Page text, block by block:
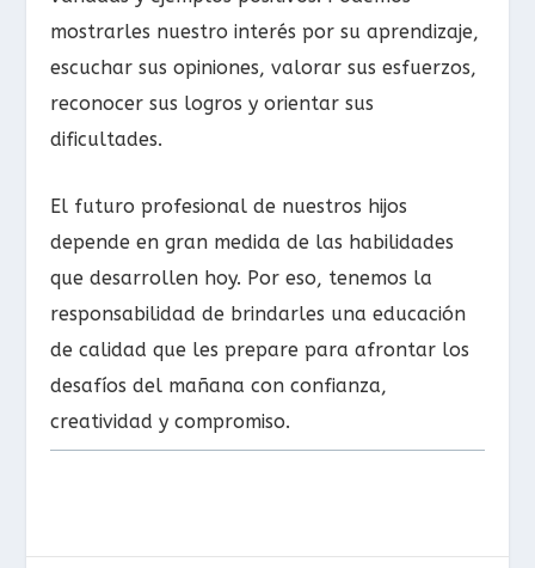
mostrarles nuestro interés por su aprendizaje,
escuchar sus opiniones, valorar sus esfuerzos,
reconocer sus logros y orientar sus
dificultades.
El futuro profesional de nuestros hijos
depende en gran medida de las habilidades
que desarrollen hoy. Por eso, tenemos la
responsabilidad de brindarles una educación
de calidad que les prepare para afrontar los
desafíos del mañana con confianza,
creatividad y compromiso.